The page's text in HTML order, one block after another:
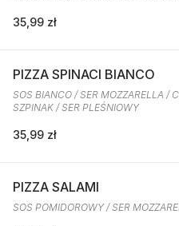
35,99 zł
PIZZA SPINACI BIANCO
SOS BIANCO / SER MOZZARELLA /
SZPINAK / SER PLEŚNIOWY
35,99 zł
PIZZA SALAMI
SOS POMIDOROWY / SER